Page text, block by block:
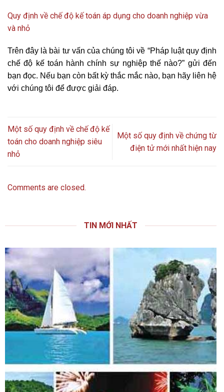
Quy định về chế độ kế toán áp dụng cho doanh nghiệp vừa
và nhỏ
Trên đây là bài tư vấn của chúng tôi về “Pháp luật quy định
chế độ kế toán hành chính sự nghiệp thế nào?” gửi đến
bạn đọc. Nếu bạn còn bất kỳ thắc mắc nào, bạn hãy liên hệ
với chúng tôi để được giải đáp.
Một số quy định về chế độ kế
toán cho doanh nghiệp siêu
nhỏ
Một số quy định về chứng từ
điện tử mới nhất hiện nay
Comments are closed.
TIN MỚI NHẤT